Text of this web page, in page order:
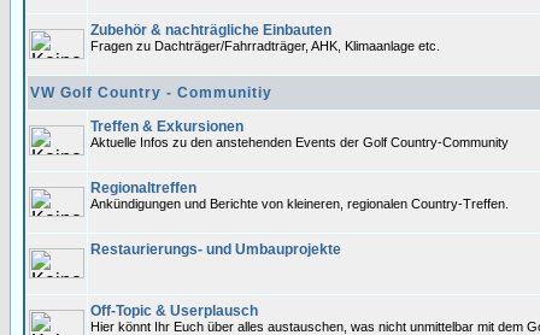
Zubehör & nachträgliche Einbauten
Fragen zu Dachträger/Fahrradträger, AHK, Klimaanlage etc.
VW Golf Country - Communitiy
Treffen & Exkursionen
Aktuelle Infos zu den anstehenden Events der Golf Country-Community
Regionaltreffen
Ankündigungen und Berichte von kleineren, regionalen Country-Treffen.
Restaurierungs- und Umbauprojekte
Off-Topic & Userplausch
Hier könnt Ihr Euch über alles austauschen, was nicht unmittelbar mit dem